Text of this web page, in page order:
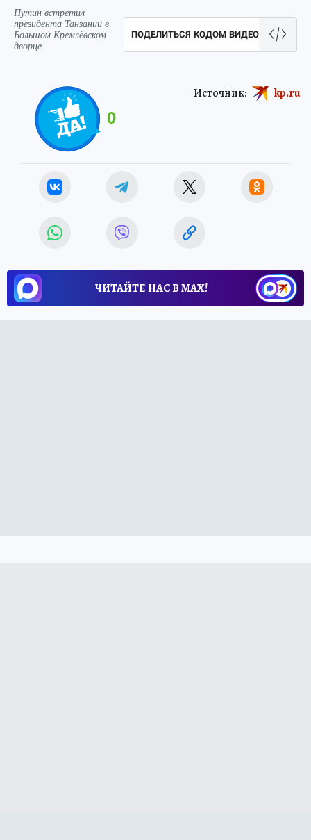
Путин встретил
президента Танзании в
Большом Кремлёвском
дворце
ПОДЕЛИТЬСЯ КОДОМ ВИДЕО
0
Источник: kp.ru
ЧИТАЙТЕ НАС В МАХ!